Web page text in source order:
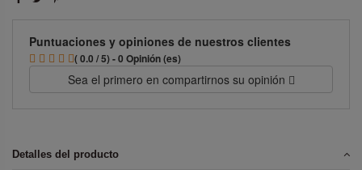
Puntuaciones y opiniones de nuestros clientes
( 0.0 / 5) - 0 Opinión (es)
Sea el primero en compartirnos su opinión
Detalles del producto